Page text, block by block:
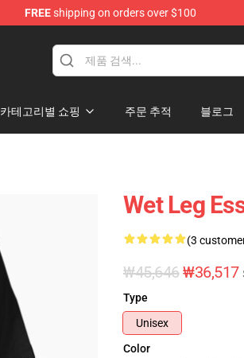
FREEshipping on orders over $100
카테고리별 쇼핑 주문 추적 블로그
Wet Leg
(3
₩45,646₩36,517
Type
Unisex
Color